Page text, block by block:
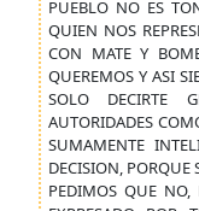
PUEBLO NO ES
QUIEN NOS
CON MATE Y
QUEREMOS Y ASI
SOLO DECIRTE
AUTORIDADES
SUMAMENTE
DECISION, PORQUE
PEDIMOS QUE NO,